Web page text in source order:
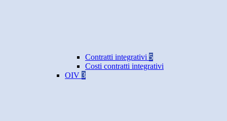
Contratti integrativi 5
Costi contratti integrativi
OIV 3